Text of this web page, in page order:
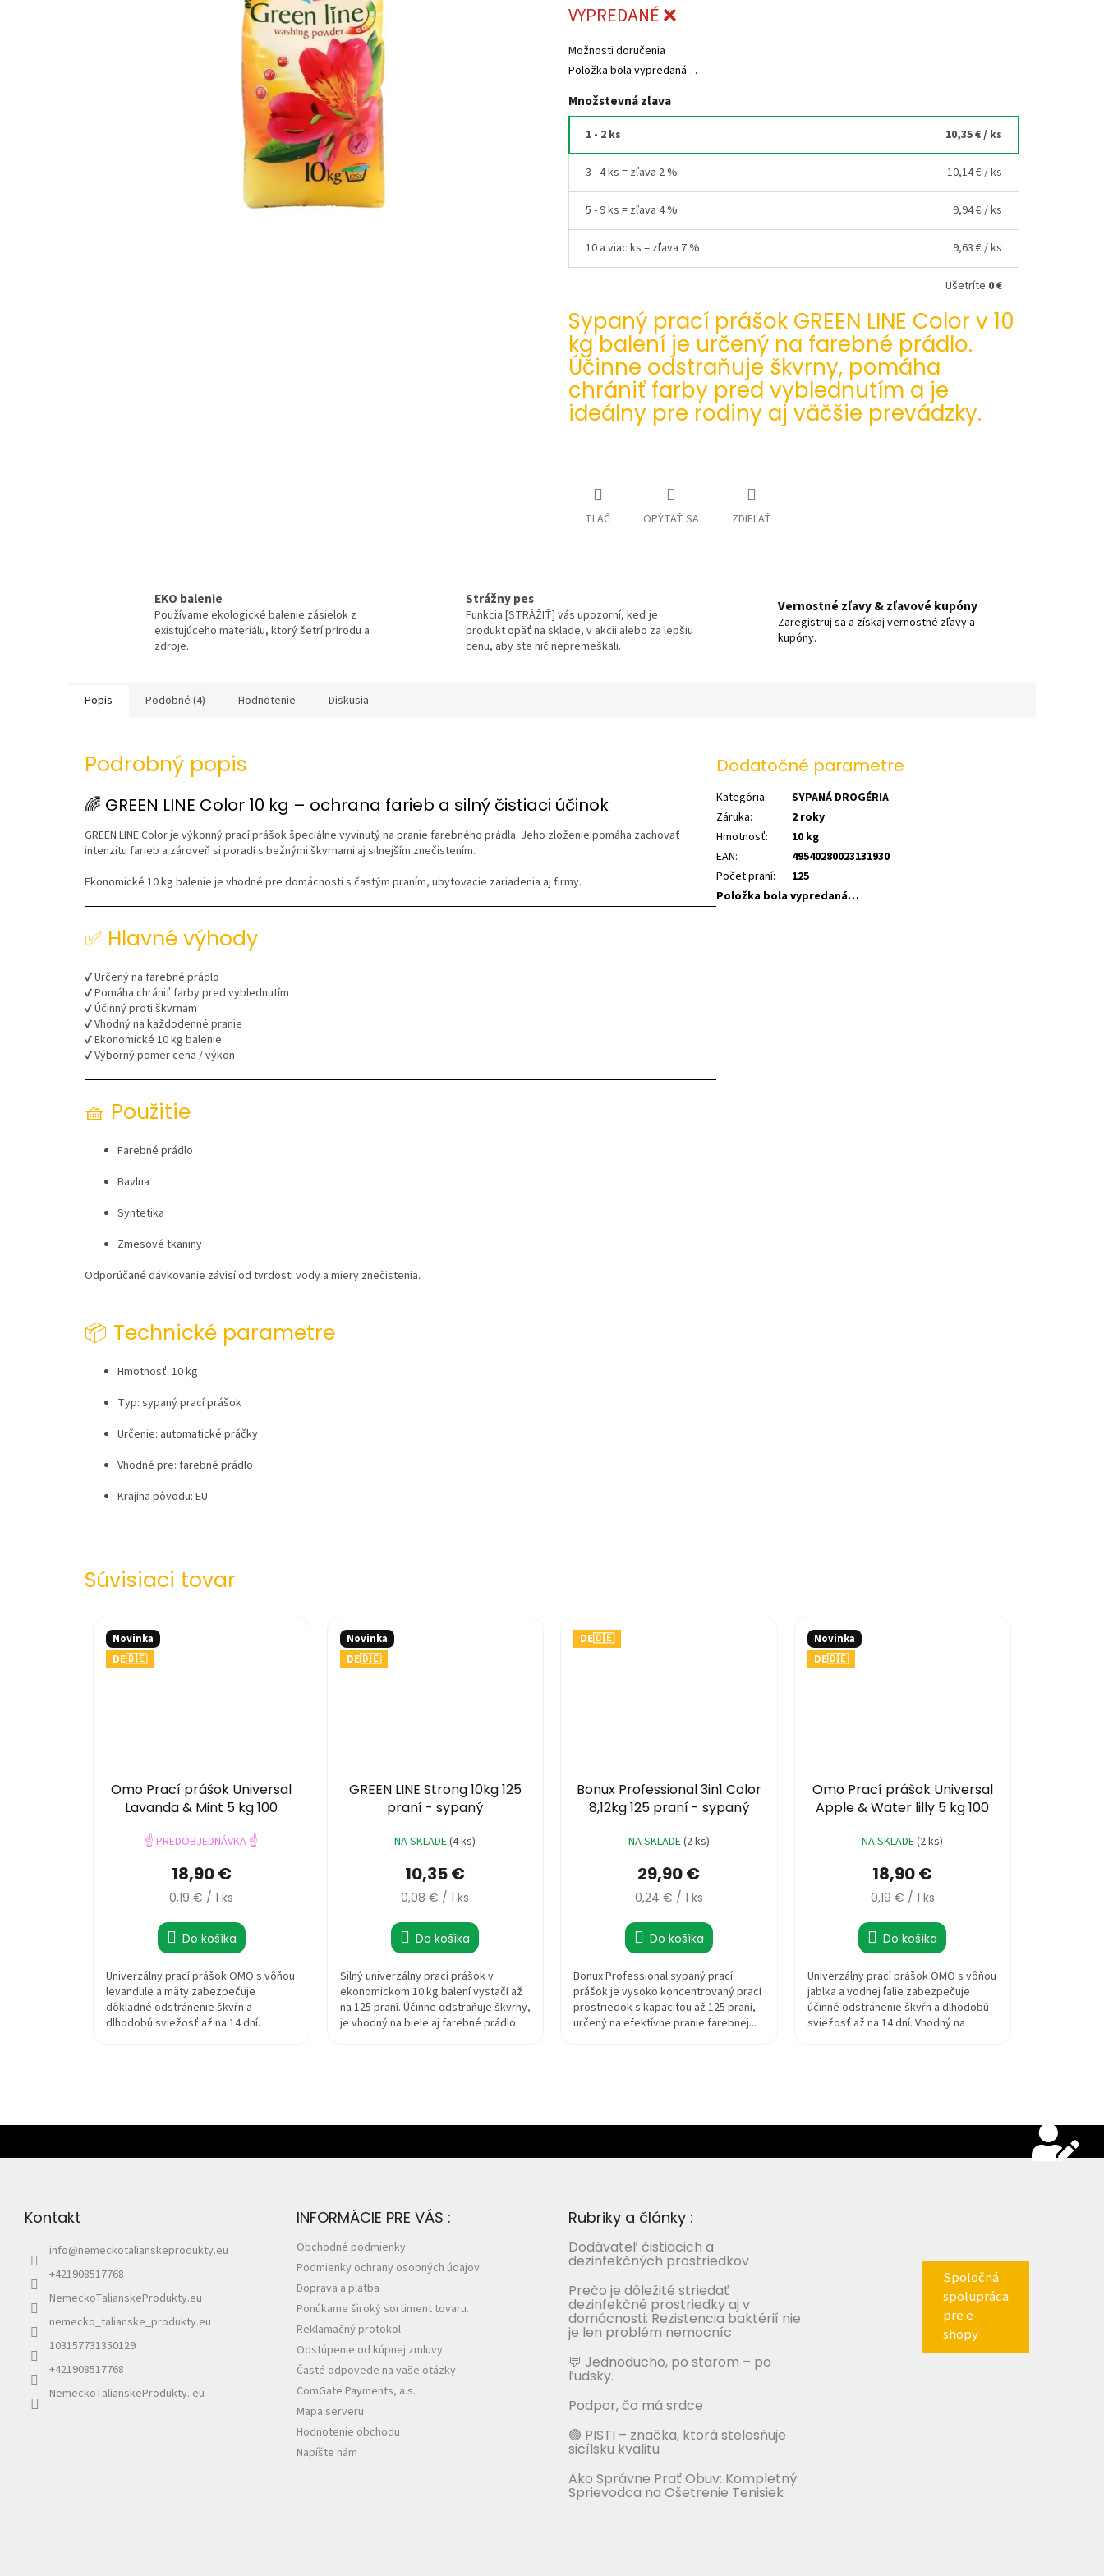
5
hviezdičiek.
VYPREDANÉ ❌
Možnosti doručenia
Položka bola vypredaná…
Množstevná zľava
1 - 2 ks 10,35 €/ ks
3 - 4 ks = zľava 2 % 10,14 €/ ks
5 - 9 ks = zľava 4 % 9,94 €/ ks
10 a viac ks = zľava 7 % 9,63 €/ ks
Ušetríte 0 €
Sypaný prací prášok GREEN LINE Color v 10
kg balení je určený na farebné prádlo.
Účinne odstraňuje škvrny, pomáha
chrániť farby pred vyblednutím a je
ideálny pre rodiny aj väčšie prevádzky.
TLAČ OPÝTAŤ SA ZDIEĽAŤ
EKO balenie
Používame ekologické balenie zásielok z
existujúceho materiálu, ktorý šetrí prírodu a
zdroje.
Strážny pes
Funkcia [STRÁŽIŤ] vás upozorní, keď je
produkt opäť na sklade, v akcii alebo za lepšiu
cenu, aby ste nič nepremeškali.
Vernostné zľavy & zľavové kupóny
Zaregistruj sa a získaj vernostné zľavy a
kupóny.
Súvisiaci tovar
Novinka
DE🇩🇪
Omo Prací prášok Universal
Lavanda & Mint 5 kg 100
☝️ PREDOBJEDNÁVKA ☝️
18,90 €
Jednotková
0,19 € / 1 ks
Do košíka
Univerzálny prací prášok OMO s vôňou
levandule a mäty zabezpečuje
dôkladné odstránenie škvŕn a
dlhodobú sviežosť až na 14 dní.
Novinka
DE🇩🇪
GREEN LINE Strong 10kg 125
praní - sypaný
NA SKLADE(4 ks)
10,35 €
Jednotková
0,08 € / 1 ks
Do košíka
Silný univerzálny prací prášok v
ekonomickom 10 kg balení vystačí až
na 125 praní. Účinne odstraňuje škvrny,
je vhodný na biele aj farebné prádlo
DE🇩🇪
Bonux Professional 3in1 Color
8,12kg 125 praní - sypaný
NA SKLADE(2 ks)
29,90 €
Jednotková
0,24 € / 1 ks
Do košíka
Bonux Professional sypaný prací
prášok je vysoko koncentrovaný prací
prostriedok s kapacitou až 125 praní,
určený na efektívne pranie farebnej...
Novinka
DE🇩🇪
Omo Prací prášok Universal
Apple & Water lilly 5 kg 100
NA SKLADE(2 ks)
18,90 €
Jednotková
0,19 € / 1 ks
Do košíka
Univerzálny prací prášok OMO s vôňou
jablka a vodnej ľalie zabezpečuje
účinné odstránenie škvŕn a dlhodobú
sviežosť až na 14 dní. Vhodný na
Popis Podobné (4) Hodnotenie Diskusia
Podrobný popis
🌈 GREEN LINE Color 10 kg – ochrana farieb a silný čistiaci účinok
GREEN LINE Color je výkonný prací prášok špeciálne vyvinutý na pranie farebného prádla. Jeho zloženie pomáha zachovať
intenzitu farieb a zároveň si poradí s bežnými škvrnami aj silnejším znečistením.
Ekonomické 10 kg balenie je vhodné pre domácnosti s častým praním, ubytovacie zariadenia aj firmy.
✅ Hlavné výhody
✔ Určený na farebné prádlo
✔ Pomáha chrániť farby pred vyblednutím
✔ Účinný proti škvrnám
✔ Vhodný na každodenné pranie
✔ Ekonomické 10 kg balenie
✔ Výborný pomer cena / výkon
🧺 Použitie
Farebné prádlo
Bavlna
Syntetika
Zmesové tkaniny
Odporúčané dávkovanie závisí od tvrdosti vody a miery znečistenia.
📦 Technické parametre
Hmotnosť: 10 kg
Typ: sypaný prací prášok
Určenie: automatické práčky
Vhodné pre: farebné prádlo
Krajina pôvodu: EU
Dodatočné parametre
Kategória:
SYPANÁ DROGÉRIA
Záruka:
2 roky
Hmotnosť:
10 kg
EAN:
49540280023131930
Počet praní:
125
Položka bola vypredaná…
Kontakt
info@nemeckotalianskeprodukty.eu
+421908517768
NemeckoTalianskeProdukty.eu
nemecko_talianske_produkty.eu
103157731350129
+421908517768
NemeckoTalianskeProdukty. eu
INFORMÁCIE PRE VÁS :
Obchodné podmienky
Podmienky ochrany osobných údajov
Doprava a platba
Ponúkame široký sortiment tovaru.
Reklamačný protokol
Odstúpenie od kúpnej zmluvy
Časté odpovede na vaše otázky
ComGate Payments, a.s.
Mapa serveru
Hodnotenie obchodu
Napíšte nám
Rubriky a články :
Dodávateľ čistiacich a
dezinfekčných prostriedkov
Prečo je dôležité striedať
dezinfekčné prostriedky aj v
domácnosti: Rezistencia baktérií nie
je len problém nemocníc
💬 Jednoducho, po starom – po
ľudsky.
Podpor, čo má srdce
🟢 PISTI – značka, ktorá stelesňuje
sicílsku kvalitu
Ako Správne Prať Obuv: Kompletný
Sprievodca na Ošetrenie Tenisiek
Spoločná
spolupráca
pre e-
shopy